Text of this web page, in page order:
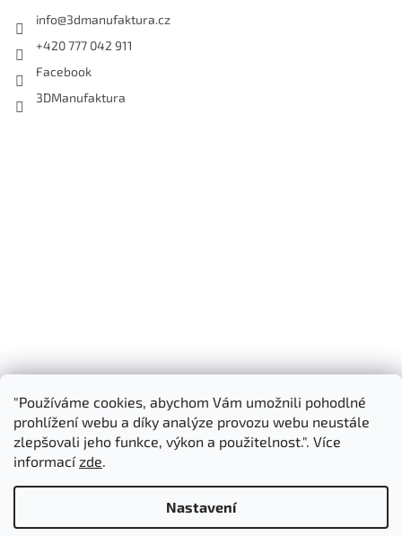
"Používáme cookies, abychom Vám umožnili pohodlné
prohlížení webu a díky analýze provozu webu neustále
zlepšovali jeho funkce, výkon a použitelnost.". Více
informacízde.
Nastavení
info@3dmanufaktura.cz
+420 777 042 911
Facebook
3DManufaktura
Shoptet.cz 3D Manufaktura s.r.o.